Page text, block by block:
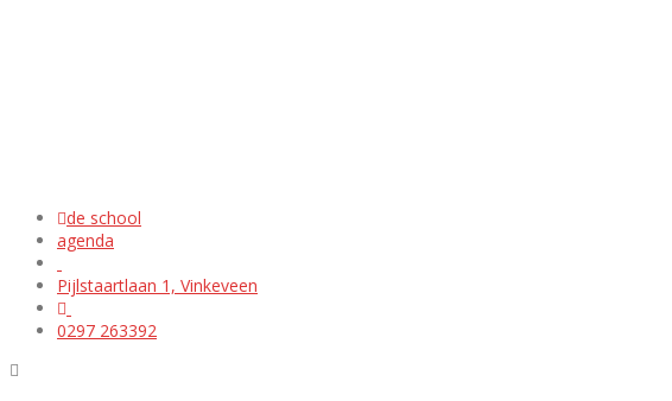
de school
agenda
Pijlstaartlaan 1, Vinkeveen
0297 263392